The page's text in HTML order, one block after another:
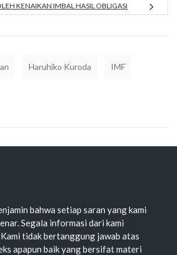
KENAIKAN IMBAL HASIL OBLIGASI
Haruhiko Kuroda IMF
bahwa setiap saran yang kami
Segala informasi dari kami
tidak bertanggung jawab atas
apapun baik yang bersifat materi